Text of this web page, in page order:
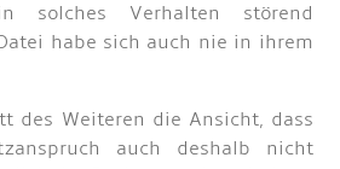
solches Verhalten störend
habe sich auch nie in ihrem
des Weiteren die Ansicht, dass
auch deshalb nicht